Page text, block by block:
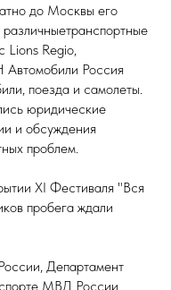
до Москвы его
Lions Regio,
Россия
поезда и самолеты.
юридические
и обсуждения
проблем.
ХI Фестиваля "Вся
пробега ждали
Департамент
МВД России